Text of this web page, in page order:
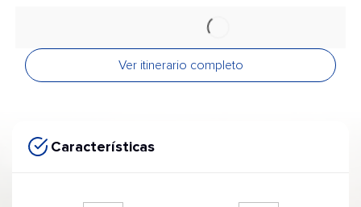
Ver itinerario completo
Características